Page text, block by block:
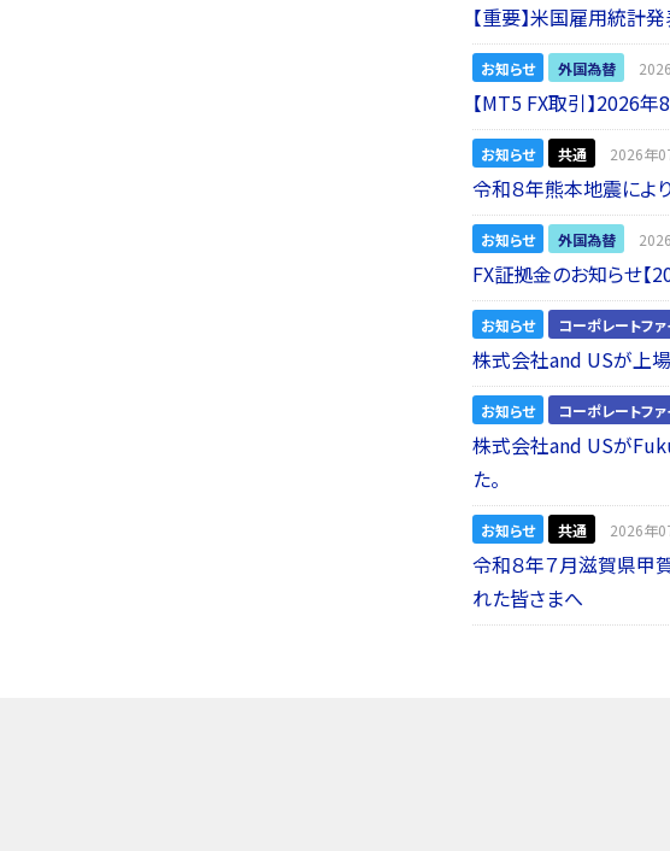
【重要】米国雇用統計
お知らせ 外国為替
【MT5 FX取引】2026
お知らせ 共通 2026年
令和８年熊本地震によ
お知らせ 外国為替
FX証拠金のお知らせ【
お知らせ コーポレートファ
株式会社and USが上場
お知らせ コーポレートファ
株式会社and USが
た。
お知らせ 共通 2026年
令和８年７月滋賀県甲
れた皆さまへ